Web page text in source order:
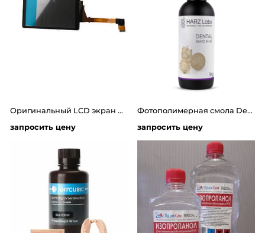
Оригинальный LCD экран для фотополимерного 3D принтера Anycubic Photon S / Photon
запросить цену
Фотополимерная смола Dental Sand LCD/DLP 1л от компании HARZ Labs
запросить цену